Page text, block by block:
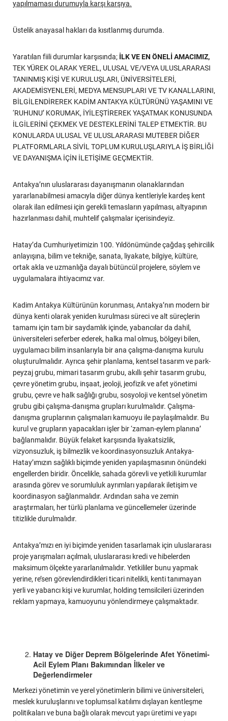
yapılmaması durumuyla karşı karşıya.
Üstelik anayasal hakları da kısıtlanmış durumda.
Yaratılan fiili durumlar karşısında; İLK VE EN ÖNELİ AMACIMIZ,
TEK YÜREK OLARAK YEREL, ULUSAL VE/VEYA ULUSLARARASI
TANINMIŞ KİŞİ VE KURULUŞLARI, ÜNİVERSİTELERİ,
AKADEMİSYENLERİ, MEDYA MENSUPLARI VE TV KANALLARINI,
BİLGİLENDİREREK KADİM ANTAKYA KÜLTÜRÜNÜ YAŞAMINI VE
‘RUHUNU’ KORUMAK, İYİLEŞTİREREK YAŞATMAK KONUSUNDA
İLGİLERİNİ ÇEKMEK VE DESTEKLERİNİ TALEP ETMEKTİR. BU
KONULARDA ULUSAL VE ULUSLARARASI MUTEBER DİĞER
PLATFORMLARLA SİVİL TOPLUM KURULUŞLARIYLA İŞ BİRLİĞİ
VE DAYANIŞMA İÇİN İLETİŞİME GEÇMEKTİR.
Antakya’nın uluslararası dayanışmanın olanaklarından
yararlanabilmesi amacıyla diğer dünya kentleriyle kardeş kent
olarak ilan edilmesi için gerekli temasların yapılması, altyapının
hazırlanması dahil, muhtelif çalışmalar içerisindeyiz.
Hatay’da Cumhuriyetimizin 100. Yıldönümünde çağdaş şehircilik
anlayışına, bilim ve tekniğe, sanata, liyakate, bilgiye, kültüre,
ortak akla ve uzmanlığa dayalı bütüncül projelere, söylem ve
uygulamalara ihtiyacımız var.
Kadim Antakya Kültürünün korunması, Antakya’nın modern bir
dünya kenti olarak yeniden kurulması süreci ve alt süreçlerin
tamamı için tam bir saydamlık içinde, yabancılar da dahil,
üniversiteleri seferber ederek, halka mal olmuş, bölgeyi bilen,
uygulamacı bilim insanlarıyla bir ana çalışma-danışma kurulu
oluşturulmalıdır. Ayrıca şehir planlama, kentsel tasarım ve park-
peyzaj grubu, mimari tasarım grubu, akıllı şehir tasarım grubu,
çevre yönetim grubu, inşaat, jeoloji, jeofizik ve afet yönetimi
grubu, çevre ve halk sağlığı grubu, sosyoloji ve kentsel yönetim
grubu gibi çalışma-danışma grupları kurulmalıdır. Çalışma-
danışma gruplarının çalışmaları kamuoyu ile paylaşılmalıdır. Bu
kurul ve grupların yapacakları işler bir ‘zaman-eylem planına’
bağlanmalıdır. Büyük felaket karşısında liyakatsizlik,
vizyonsuzluk, iş bilmezlik ve koordinasyonsuzluk Antakya-
Hatay’ımızın sağlıklı biçimde yeniden yapılaşmasının önündeki
engellerden biridir. Öncelikle, sahada görevli ve yetkili kurumlar
arasında görev ve sorumluluk ayrımları yapılarak iletişim ve
koordinasyon sağlanmalıdır. Ardından saha ve zemin
araştırmaları, her türlü planlama ve güncellemeler üzerinde
titizlikle durulmalıdır.
Antakya’mızı en iyi biçimde yeniden tasarlamak için uluslararası
proje yarışmaları açılmalı, uluslararası kredi ve hibelerden
maksimum ölçekte yararlanılmalıdır. Yetkililer bunu yapmak
yerine, re’sen görevlendirdikleri ticari nitelikli, kenti tanımayan
yerli ve yabancı kişi ve kurumlar, holding temsilcileri üzerinden
reklam yapmaya, kamuoyunu yönlendirmeye çalışmaktadır.
Hatay ve Diğer Deprem Bölgelerinde Afet Yönetimi-
Acil Eylem Planı Bakımından İlkeler ve
Değerlendirmeler
Merkezi yönetimin ve yerel yönetimlerin bilimi ve üniversiteleri,
meslek kuruluşlarını ve toplumsal katılımı dışlayan kentleşme
politikaları ve buna bağlı olarak mevcut yapı üretimi ve yapı